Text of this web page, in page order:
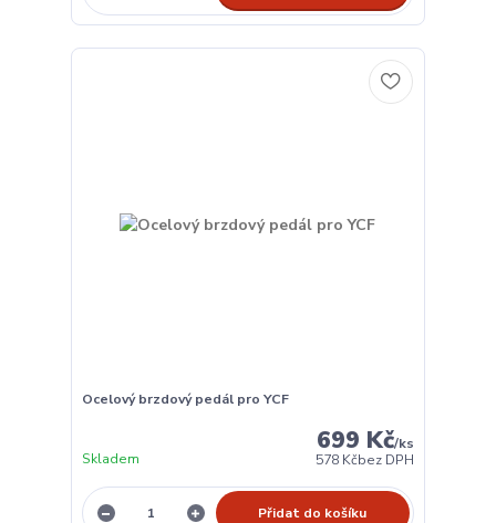
Ocelový brzdový pedál pro YCF
699 Kč/ks
578 Kčbez DPH
Skladem
Přidat do košíku